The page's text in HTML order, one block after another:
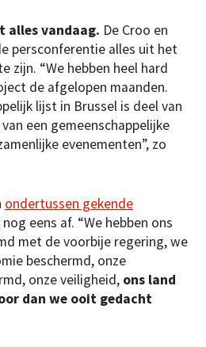
alles vandaag. De Croo en
persconferentie alles uit het
zijn. “We hebben heel hard
de afgelopen maanden.
lijst in Brussel is deel van
een gemeenschappelijke
evenementen”, zo
ondertussen gekende
nog eens af. “We hebben ons
met de voorbije regering, we
beschermd, onze
onze veiligheid, ons land
dan we ooit gedacht